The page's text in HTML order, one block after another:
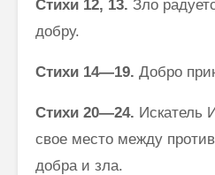
Стихи 12, 13. Зло
добру.
Стихи 14—19. Добро
Стихи 20—24. Искатель
свое место между
добра и зла.